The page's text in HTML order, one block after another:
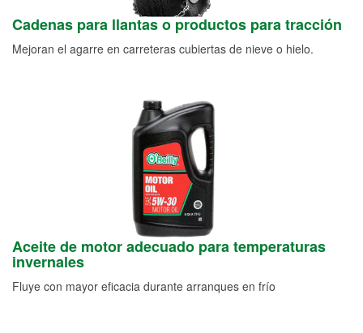
Cadenas para llantas o productos para tracción
Mejoran el agarre en carreteras cubiertas de nieve o hielo.
Aceite de motor adecuado para temperaturas
invernales
Fluye con mayor eficacia durante arranques en frío